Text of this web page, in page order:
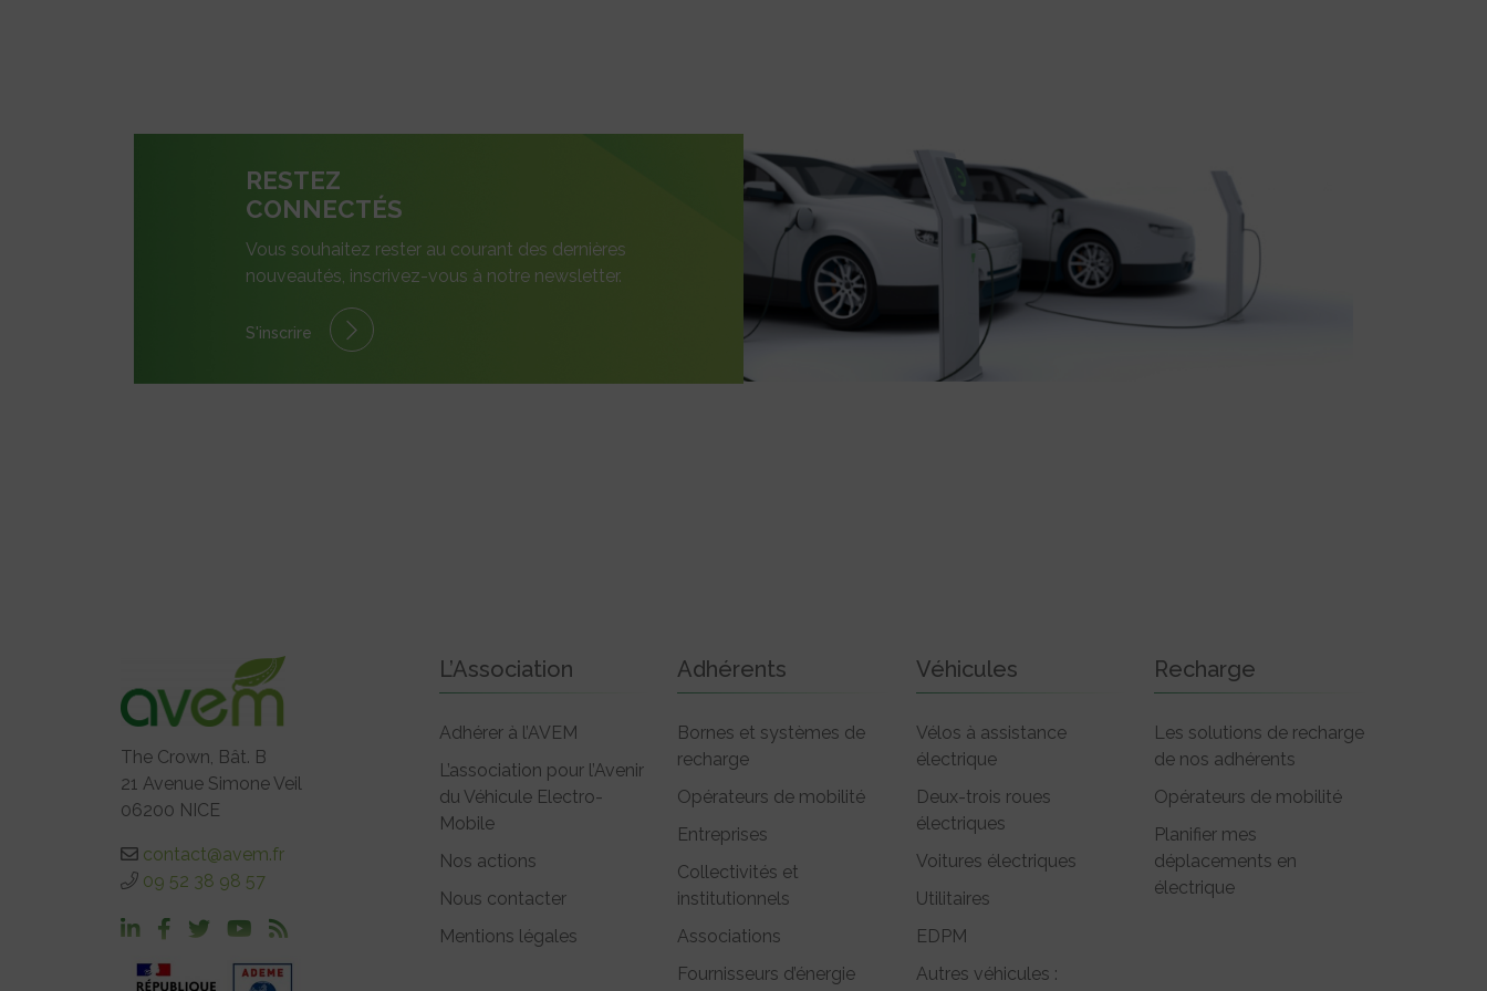
RESTEZ
CONNECTÉS
Vous souhaitez rester au courant des dernières
nouveautés, inscrivez-vous à notre newsletter.
S'inscrire
The Crown, Bât. B
21 Avenue Simone Veil
06200 NICE
contact@avem.fr
09 52 38 98 57
L’Association
Adhérer à l’AVEM
L’association pour l’Avenir
du Véhicule Electro-
Mobile
Nos actions
Nous contacter
Mentions légales
Adhérents
Bornes et systèmes de
recharge
Opérateurs de mobilité
Entreprises
Collectivités et
institutionnels
Associations
Fournisseurs d’énergie
Véhicules
Vélos à assistance
électrique
Deux-trois roues
électriques
Voitures électriques
Utilitaires
EDPM
Autres véhicules :
Recharge
Les solutions de recharge
de nos adhérents
Opérateurs de mobilité
Planifier mes
déplacements en
électrique